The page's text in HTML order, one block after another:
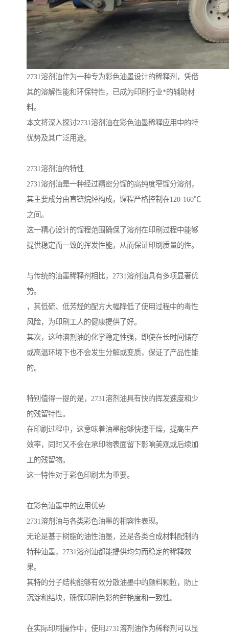
2731溶剂油作为一种专为彩色油墨设计的稀释剂，凭借
其的溶解性能和环保特性，已成为印刷行业*的辅助材
料。
本文将深入探讨2731溶剂油在彩色油墨稀释应用中的特
优势及其广泛用途。
2731溶剂油的特性
2731溶剂油是一种经过精密分馏的高纯度窄馏分溶剂，
其主要成分由直链烷烃构成，馏程严格控制在120-160℃
之间。
这一精心设计的馏程范围确保了溶剂在印刷过程中能够
提供稳定而一致的挥发性能，从而保证印刷质量的性。
与传统的油墨稀释剂相比，2731溶剂油具有多项显著优
势。
，其低硫、低芳烃的配方大幅降低了使用过程中的毒性
风险，为印刷工人的健康提供了好。
其次，这种溶剂油的化学稳定性强，即使在长时间储存
或高温环境下也不会发生分解或变质，保证了产品性能
的。
特别值得一提的是，2731溶剂油具有快的挥发速度和少
的残留特性。
在印刷过程中，这意味着油墨能够快速干燥，提高生产
效率，同时又不会在承印物表面留下影响美观或后续加
工的残留物。
这一特性对于彩色印刷尤为重要。
在彩色油墨中的应用优势
2731溶剂油与各类彩色油墨的相容性表现。
无论是基于树脂的油性油墨，还是各类合成材料配制的
特种油墨，2731溶剂油都能提供均匀而稳定的稀释效
果。
其特的分子结构能够有效分散油墨中的颜料颗粒，防止
沉淀和结块，确保印刷色彩的鲜艳度和一致性。
在实际印刷操作中，使用2731溶剂油作为稀释剂可以显